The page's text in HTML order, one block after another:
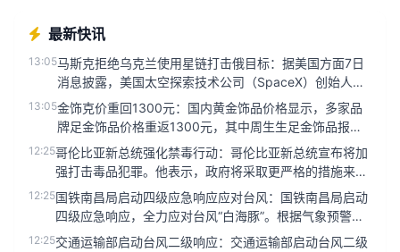
最新快讯
13:05马斯克拒绝乌克兰使用星链打击俄目标：据美国方面7日
消息披露，美国太空探索技术公司（SpaceX）创始人马
斯克明确拒绝允许...
13:05金饰克价重回1300元：国内黄金饰品价格显示，多家品
牌足金饰品价格重返1300元，其中周生生足金饰品报价
1315元/克，...
12:25哥伦比亚新总统强化禁毒行动：哥伦比亚新总统宣布将加
强打击毒品犯罪。他表示，政府将采取更严格的措施来遏
制毒品生产和交易，以...
12:25国铁南昌局启动四级应急响应应对台风：国铁南昌局启动
四级应急响应，全力应对台风“白海豚”。根据气象预警，
台风“白海豚”预计...
12:25交通运输部启动台风二级响应：交通运输部启动台风二级